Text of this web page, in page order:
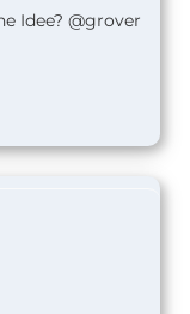
Idee? @grover